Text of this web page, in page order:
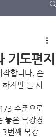
기도편지
작합니다. 손
지만 늘 시
3 수준으로
놓은 복강경
번째 복강